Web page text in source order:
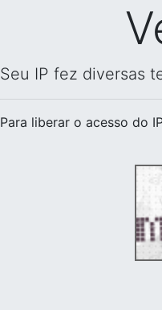
Seu IP fez diversas
Para liberar o acesso do